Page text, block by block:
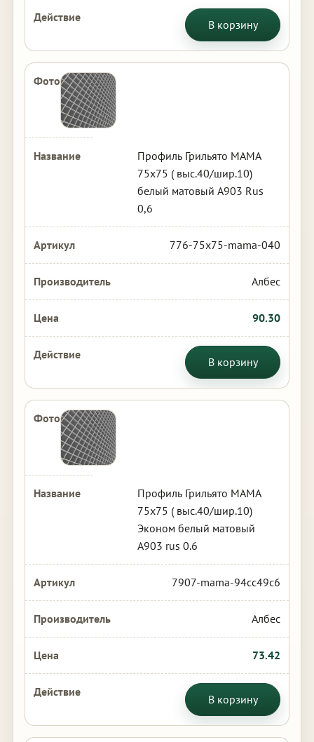
В корзину
Профиль Грильято МАМА
75х75 ( выс.40/шир.10)
белый матовый А903 Rus
0,6
776-75x75-mama-040
Албес
90.30
В корзину
Профиль Грильято МАМА
75х75 ( выс.40/шир.10)
Эконом белый матовый
А903 rus 0.6
7907-mama-94cc49c6
Албес
73.42
В корзину